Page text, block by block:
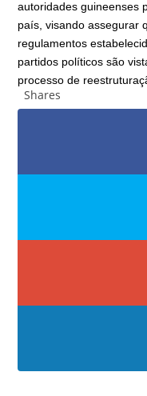
autoridades guineenses
país, visando assegurar
regulamentos
partidos políticos são
processo de
Shares